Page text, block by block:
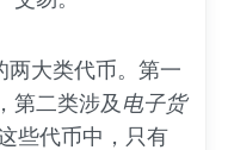
两大类代币。第一
第二类涉及电子货
些代币中，只有